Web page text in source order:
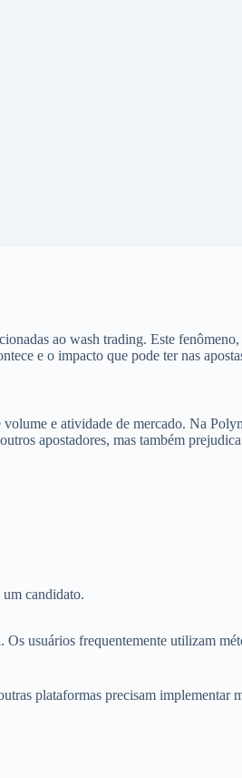
ao wash trading. Este
e o impacto que pode ter nas
e atividade de mercado. Na
apostadores, mas também
candidato.
usuários frequentemente utilizam
plataformas precisam implementar